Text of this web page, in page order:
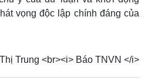
Vũ khí
Việt Nam
Phân tích
vọng độc lập chính đáng của
Trung <br><i> Báo TNVN </i>